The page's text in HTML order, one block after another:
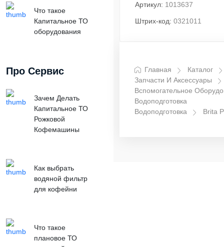
Что такое
Капитальное ТО
оборудования
Про Сервис
Зачем Делать
Капитальное ТО
Рожковой
Кофемашины
Как выбрать
водяной фильтр
для кофейни
Что такое
плановое ТО
Артикул: 1013637
Штрих-код: 0321011
Главная
Каталог
Запчасти И Аксессуары
Вспомогательное
Водоподготовка
Водоподготовка
Brita